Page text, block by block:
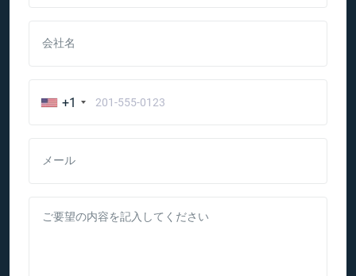
会社名
+1
メール
ご要望の内容を記入してください